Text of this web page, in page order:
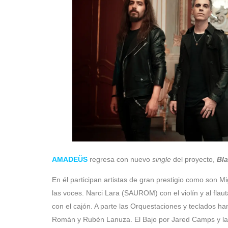
AMADEÜS regresa con nuevo single del proyecto,
En él participan artistas de gran prestigio como son
las voces. Narci Lara (SAUROM) con el violín y al
con el cajón. A parte las Orquestaciones y teclados
Román y Rubén Lanuza. El Bajo por Jared Camps y